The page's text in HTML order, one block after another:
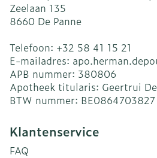
Zeelaan 135
8660 De Panne
Telefoon: +32 58 41 15 21
E-mailadres:
APB nummer: 380806
Apotheek titularis: Geertrui
BTW nummer: BE0864703827
Klantenservice
FAQ